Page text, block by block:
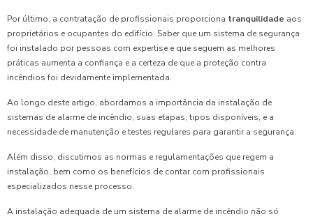
Por último, a contratação de profissionais proporciona tranquilidade aos
proprietários e ocupantes do edifício. Saber que um sistema de segurança
foi instalado por pessoas com expertise e que seguem as melhores
práticas aumenta a confiança e a certeza de que a proteção contra
incêndios foi devidamente implementada.
Ao longo deste artigo, abordamos a importância da instalação de
sistemas de alarme de incêndio, suas etapas, tipos disponíveis, e a
necessidade de manutenção e testes regulares para garantir a segurança.
Além disso, discutimos as normas e regulamentações que regem a
instalação, bem como os benefícios de contar com profissionais
especializados nesse processo.
A instalação adequada de um sistema de alarme de incêndio não só